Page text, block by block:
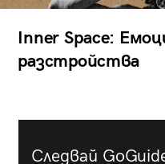
Inner Space:
разстройства
Следвай